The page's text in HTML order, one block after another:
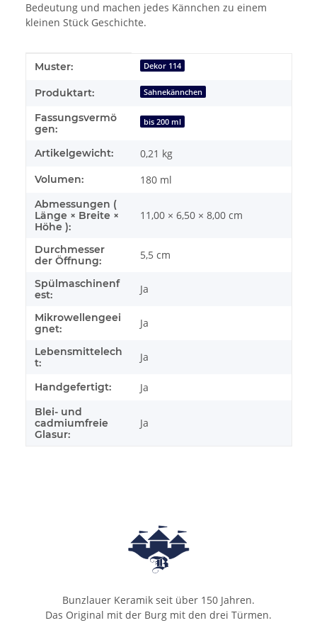
Bedeutung und machen jedes Kännchen zu einem
kleinen Stück Geschichte.
Produkteigenschaft
Wert
Muster: Dekor 114
Produktart: Sahnekännchen
Fassungsvermö
gen:
bis 200 ml
Artikelgewicht: 0,21 kg
Volumen: 180 ml
Abmessungen (
Länge × Breite ×
Höhe ):
11,00 × 6,50 × 8,00 cm
Durchmesser
der Öffnung:
5,5 cm
Spülmaschinenf
est:
Ja
Mikrowellengeei
gnet:
Ja
Lebensmittelech
t:
Ja
Handgefertigt: Ja
Blei- und
cadmiumfreie
Glasur:
Ja
Bunzlauer Keramik seit über 150 Jahren.
Das Original mit der Burg mit den drei Türmen.